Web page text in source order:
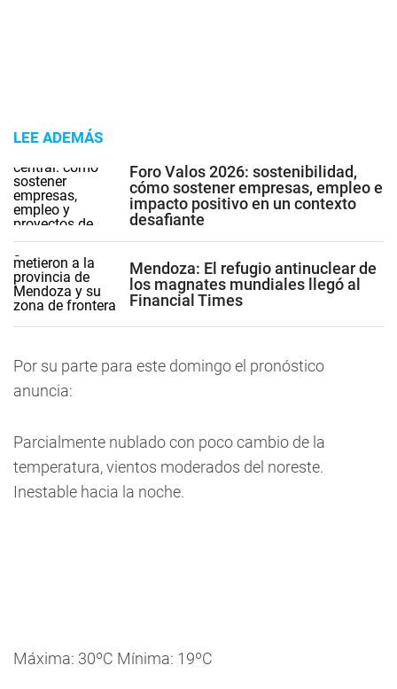
LEE ADEMÁS
Foro Valos 2026: sostenibilidad,
cómo sostener empresas, empleo e
impacto positivo en un contexto
desafiante
Mendoza: El refugio antinuclear de
los magnates mundiales llegó al
Financial Times
Por su parte para este domingo el pronóstico
anuncia:
Parcialmente nublado con poco cambio de la
temperatura, vientos moderados del noreste.
Inestable hacia la noche.
Máxima: 30ºC Mínima: 19ºC